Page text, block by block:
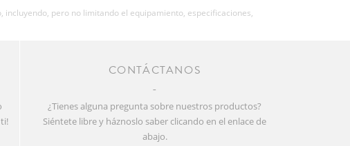
pero no limitando el equipamiento, especificaciones,
CONTÁCTANOS
¿Tienes alguna pregunta sobre nuestros productos?
Siéntete libre y háznoslo saber clicando en el enlace de
abajo.